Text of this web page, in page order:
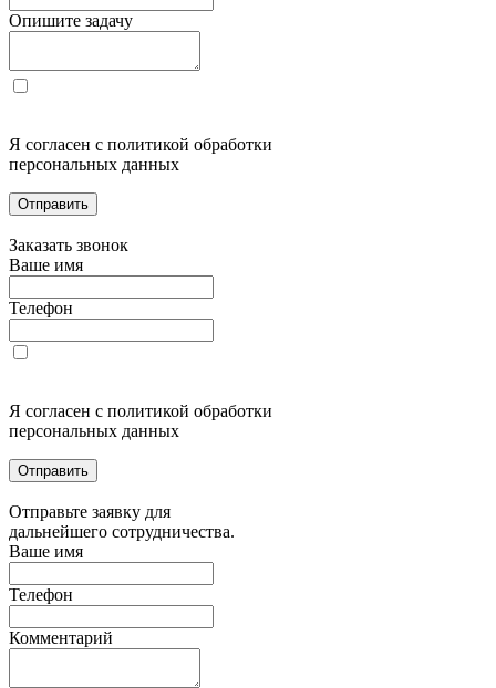
Опишите задачу
Я согласен с политикой обработки
персональных данных
Отправить
Заказать звонок
Ваше имя
Телефон
Я согласен с политикой обработки
персональных данных
Отправить
Отправьте заявку для
дальнейшего сотрудничества.
Ваше имя
Телефон
Комментарий